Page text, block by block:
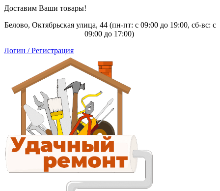
Доставим Ваши товары!
Белово, Октябрьская улица, 44 (пн-пт: с 09:00 до 19:00, сб-вс: с
09:00 до 17:00)
Логин / Регистрация